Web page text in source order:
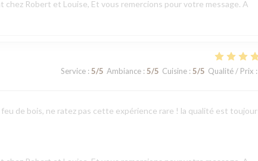
chez Robert et Louise, Et vous remercions pour votre message. A
Service: 5/5 Ambiance: 5/5 Cuisine: 5/5 Qualité / Prix :
de bois, ne ratez pas cette expérience rare ! la qualité est